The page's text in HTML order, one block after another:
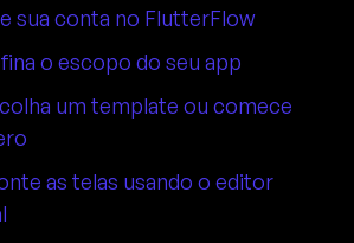
sua conta no FlutterFlow
o escopo do seu app
um template ou comece
as telas usando o editor